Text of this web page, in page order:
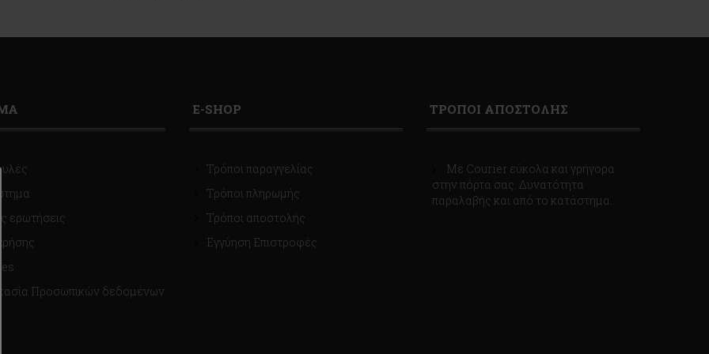
ερωτήσεις
Προσωπικών δεδομένων
E-SHOP
Τρόποι παραγγελίας
Τρόποι πληρωμής
Τρόποι αποστολής
Εγγύηση Επιστροφές
ΤΡΟΠΟΙ ΑΠΟΣΤΟΛΗΣ
Με Courier εύκολα και γρήγορα
στην πόρτα σας. Δυνατότητα
παραλαβής και από το κατάστημα.